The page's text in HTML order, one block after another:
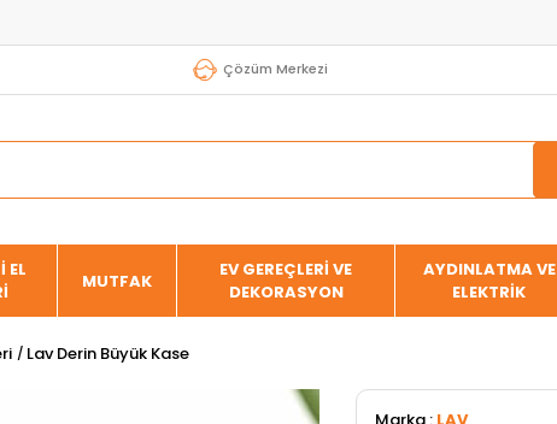
Çözüm Merkezi
EL
MUTFAK
EV GEREÇLERİ VE
DEKORASYON
AYDINLATMA VE
ELEKTRİK
Lav Derin Büyük Kase